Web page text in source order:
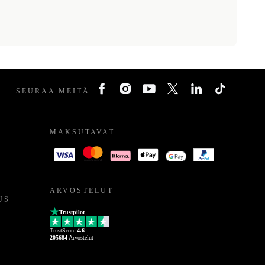
SEURAA MEITÄ
MAKSUTAVAT
ARVOSTELUT
Trustpilot
TrustScore 4.6
205684 Arvostelut